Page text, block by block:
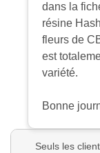
dans la
résine
fleurs de
est
variété.
Bonne
Seuls les